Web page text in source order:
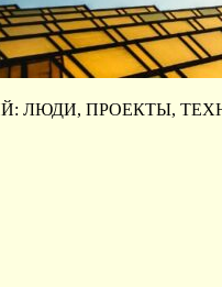
ЛЮДИ, ПРОЕКТЫ,